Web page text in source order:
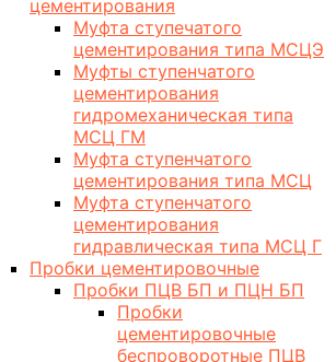
цементирования
Муфта ступечатого
цементирования типа МСЦЭ
Муфты ступенчатого
цементирования
гидромеханическая типа
МСЦ ГМ
Муфта ступенчатого
цементирования типа МСЦ
Муфта ступенчатого
цементирования
гидравлическая типа МСЦ Г
Пробки цементировочные
Пробки ПЦВ БП и ПЦН БП
Пробки
цементировочные
беспроворотные ПЦВ